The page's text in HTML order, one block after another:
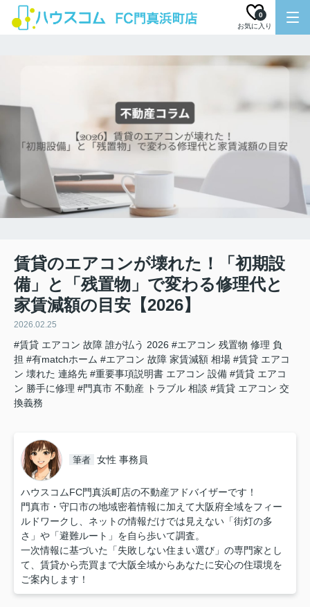
お気に入り
0
賃貸のエアコンが壊れた！「初期設
備」と「残置物」で変わる修理代と
家賃減額の目安【2026】
2026.02.25
#賃貸 エアコン 故障 誰が払う 2026 #エアコン 残置物 修理 負
担 #有matchホーム #エアコン 故障 家賃減額 相場 #賃貸 エアコ
ン 壊れた 連絡先 #重要事項説明書 エアコン 設備 #賃貸 エアコ
ン 勝手に修理 #門真市 不動産 トラブル 相談 #賃貸 エアコン 交
換義務
筆者 女性 事務員
ハウスコムFC門真浜町店の不動産アドバイザーです！
門真市・守口市の地域密着情報に加えて大阪府全域をフィー
ルドワークし、ネットの情報だけでは見えない「街灯の多
さ」や「避難ルート」を自ら歩いて調査。
一次情報に基づいた「失敗しない住まい選び」の専門家とし
て、賃貸から売買まで大阪全域からあなたに安心の住環境を
ご案内します！